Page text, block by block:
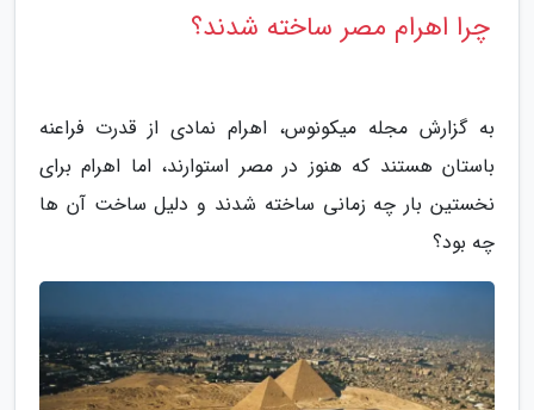
چرا اهرام مصر ساخته شدند؟
به گزارش مجله میکونوس، اهرام نمادی از قدرت فراعنه
باستان هستند که هنوز در مصر استوارند، اما اهرام برای
نخستین بار چه زمانی ساخته شدند و دلیل ساخت آن ها
چه بود؟